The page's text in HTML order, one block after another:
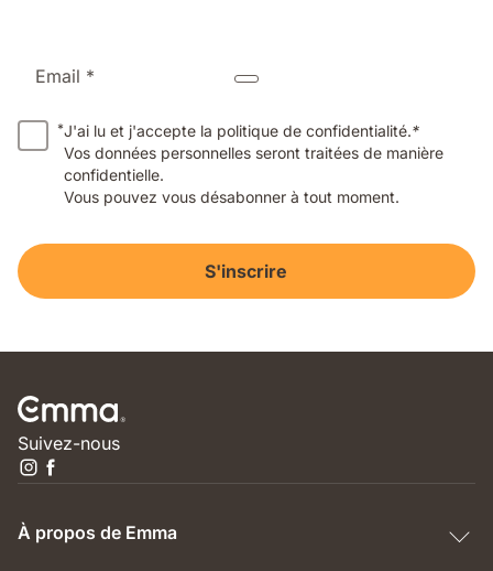
Email *
*J'ai lu et j'accepte la politique de confidentialité.*
Vos données personnelles seront traitées de manière
confidentielle.
Vous pouvez vous désabonner à tout moment.
S'inscrire
Suivez-nous
À propos de Emma